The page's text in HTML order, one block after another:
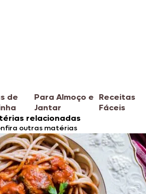
de
Para Almoço e
Jantar
Receitas
Fáceis
relacionadas
outras matérias